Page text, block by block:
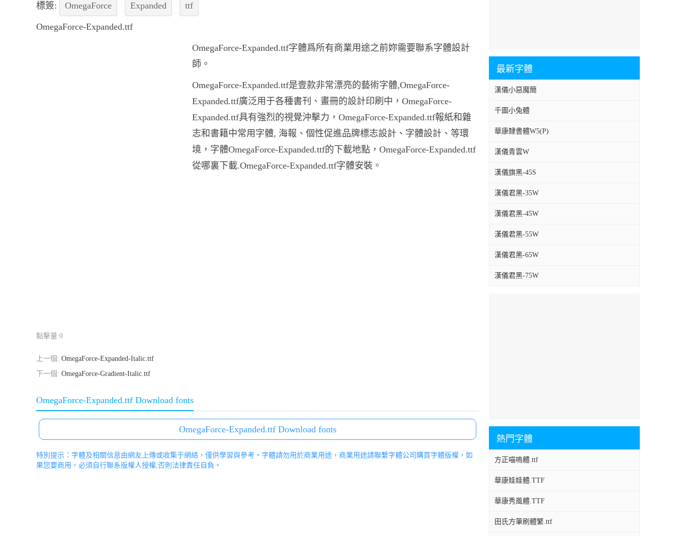
最新字體
漢儀小惡魔簡
千圖小兔體
華康隸書體W5(P)
漢儀青雲W
漢儀旗黑-45S
漢儀君黑-35W
漢儀君黑-45W
漢儀君黑-55W
漢儀君黑-65W
漢儀君黑-75W
熱門字體
方正喵嗚體.ttf
華康娃娃體.TTF
華康秀風體.TTF
田氏方筆刷體繁.ttf
標簽: OmegaForce Expanded ttf
OmegaForce-Expanded.ttf
OmegaForce-Expanded.ttf字體爲所有商業用途之前妳需要聯系字體設計
師。
OmegaForce-Expanded.ttf是壹款非常漂亮的藝術字體,OmegaForce-
Expanded.ttf廣泛用于各種書刊、畫冊的設計印刷中，OmegaForce-
Expanded.ttf具有強烈的視覺沖擊力，OmegaForce-Expanded.ttf報紙和雜
志和書籍中常用字體, 海報、個性促進品牌標志設計、字體設計、等環
境，字體OmegaForce-Expanded.ttf的下載地點，OmegaForce-Expanded.ttf
從哪裏下載.OmegaForce-Expanded.ttf字體安裝。
點擊量:0
上一個: OmegaForce-Expanded-Italic.ttf
下一個: OmegaForce-Gradient-Italic.ttf
OmegaForce-Expanded.ttf Download fonts
OmegaForce-Expanded.ttf Download fonts
特別提示：字體及相關信息由網友上傳或收集于網絡，僅供學習與參考。字體請勿用於商業用途，商業用途請聯繫字體公司購買字體版權，如
果您要商用，必須自行聯系版權人授權,否則法律責任自負。